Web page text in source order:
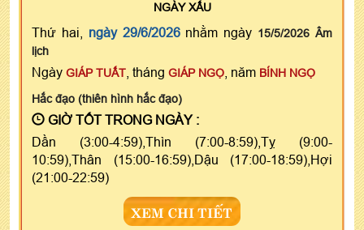
NGÀYXẤU
Thứ hai, ngày 29/6/2026nhằm ngày 15/5/2026 Âm
lịch
Ngày GIÁP TUẤT , tháng GIÁP NGỌ , năm BÍNH NGỌ
Hắc đạo (thiên hình hắc đạo)
GIỜ TỐT TRONG NGÀY :
Dần (3:00-4:59),Thìn (7:00-8:59),Tỵ (9:00-
10:59),Thân (15:00-16:59),Dậu (17:00-18:59),Hợi
(21:00-22:59)
XEM CHI TIẾT